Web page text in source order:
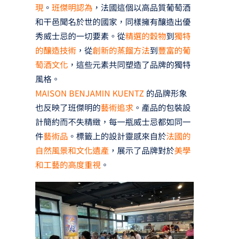
現。 班傑明認為 ，法國這個以高品質葡萄酒
和干邑聞名於世的國家，同樣擁有釀造出優
秀威士忌的一切要素。從精選的穀物到獨特
的釀造技術，從創新的蒸餾方法到豐富的葡
萄酒文化，這些元素共同塑造了品牌的獨特
風格。
MAISON BENJAMIN KUENTZ 的品牌形象
也反映了班傑明的藝術追求。產品的包裝設
計簡約而不失精緻，每一瓶威士忌都如同一
件藝術品 。標籤上的設計靈感來自於法國的
自然風景和文化遺產，展示了品牌對於美學
和工藝的高度重視。